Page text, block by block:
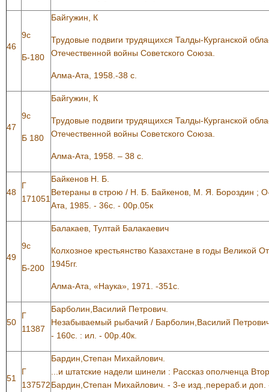
46
9с
Б-180
Байгужин, К
Трудовые подвиги трудящихся Талды-Курганской
Отечественной войны Советского Союза.
Алма-Ата, 1958.-38 с.
47
9с
Б 180
Байгужин, К
Трудовые подвиги трудящихся Талды-Курганской
Отечественной войны Советского Союза.
Алма-Ата, 1958. – 38 с.
48
Г
171051
Байкенов Н. Б.
Ветераны в строю / Н. Б. Байкенов, М. Я. Бороздин ;
Ата, 1985. - 36с. - 00р.05к
49
9с
Б-200
Балакаев, Тултай Балакаевич
Колхозное крестьянство Казахстане в годы Великой
1945гг.
Алма-Ата, «Наука», 1971. -351с.
50
Г
11387
Барболин,Василий Петрович.
Незабываемый рыбачий / Барболин,Василий
- 160с. : ил. - 00р.40к.
51
Г
137572
Бардин,Степан Михайлович.
...и штатские надели шинели : Рассказ ополченца
Бардин,Степан Михайлович. - 3-е изд.,перераб.и доп.